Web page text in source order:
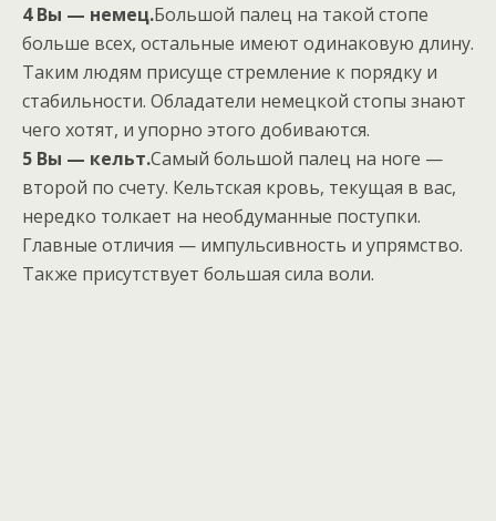
4 Вы — немец.Большой палец на такой стопе
больше всех, остальные имеют одинаковую длину.
Таким людям присуще стремление к порядку и
стабильности. Обладатели немецкой стопы знают
чего хотят, и упорно этого добиваются.
5 Вы — кельт.Самый большой палец на ноге —
второй по счету. Кельтская кровь, текущая в вас,
нередко толкает на необдуманные поступки.
Главные отличия — импульсивность и упрямство.
Также присутствует большая сила воли.